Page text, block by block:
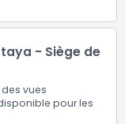
- Siège de
vues
pour les